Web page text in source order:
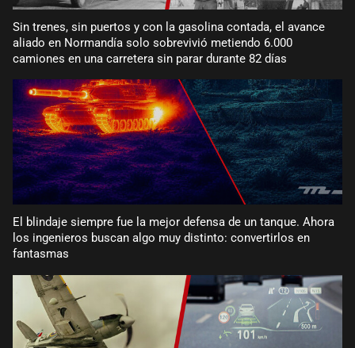
Sin trenes, sin puertos y con la gasolina contada, el avance
aliado en Normandía solo sobrevivió metiendo 6.000
camiones en una carretera sin parar durante 82 días
El blindaje siempre fue la mejor defensa de un tanque. Ahora
los ingenieros buscan algo muy distinto: convertirlos en
fantasmas